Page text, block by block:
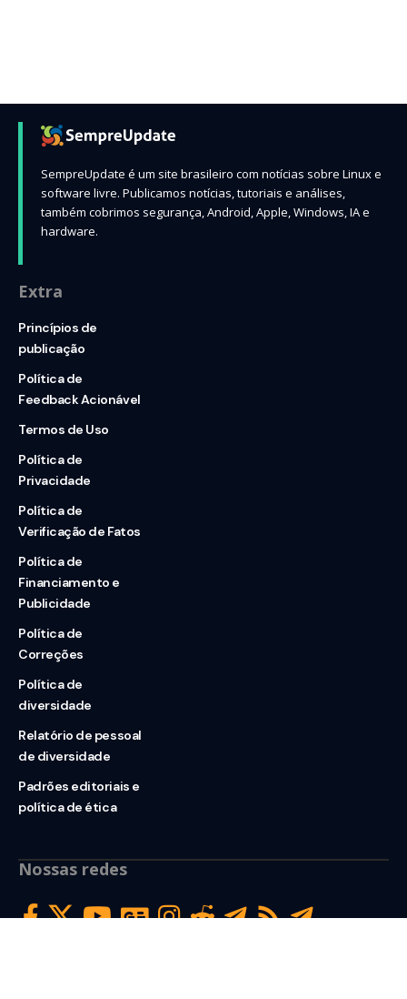
SempreUpdate é um site brasileiro com notícias sobre Linux e
software livre. Publicamos notícias, tutoriais e análises,
também cobrimos segurança, Android, Apple, Windows, IA e
hardware.
Extra
Princípios de
publicação
Política de
Feedback Acionável
Termos de Uso
Política de
Privacidade
Política de
Verificação de Fatos
Política de
Financiamento e
Publicidade
Política de
Correções
Política de
diversidade
Relatório de pessoal
de diversidade
Padrões editoriais e
política de ética
Nossas redes